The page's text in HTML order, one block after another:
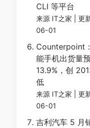
CLI 等平台
来源 IT之家
更
06-01
Counterpoint
能手机出货量
13.9%，创
低
来源 IT之家
更
06-01
吉利汽车 5 月